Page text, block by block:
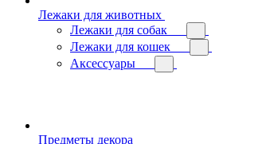
Лежаки для животных
Лежаки для собак
Лежаки для кошек
Аксессуары
Предметы декора